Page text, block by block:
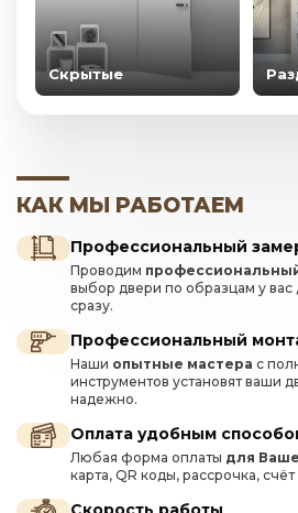
Скрытые
КАК МЫ РАБОТАЕМ
Профессиональный
Проводим
выбор двери по образцам у вас
сразу.
Профессиональный
Наши опытные мастера с
инструментов установят ваши
надежно.
Оплата удобным
Любая форма оплаты для
карта, QR коды, рассрочка,